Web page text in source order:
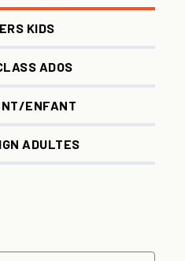
KIDS
ADOS
ENFANT
ADULTES